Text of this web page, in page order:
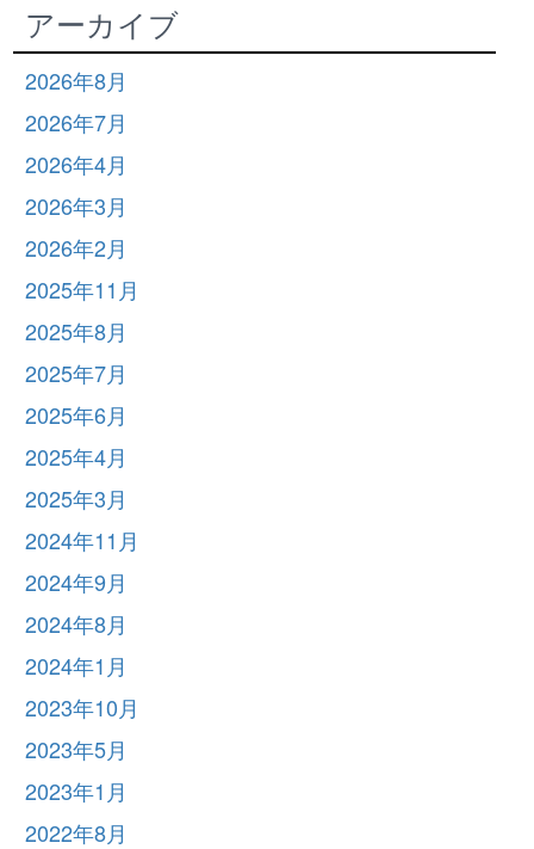
アーカイブ
2026年8月
2026年7月
2026年4月
2026年3月
2026年2月
2025年11月
2025年8月
2025年7月
2025年6月
2025年4月
2025年3月
2024年11月
2024年9月
2024年8月
2024年1月
2023年10月
2023年5月
2023年1月
2022年8月